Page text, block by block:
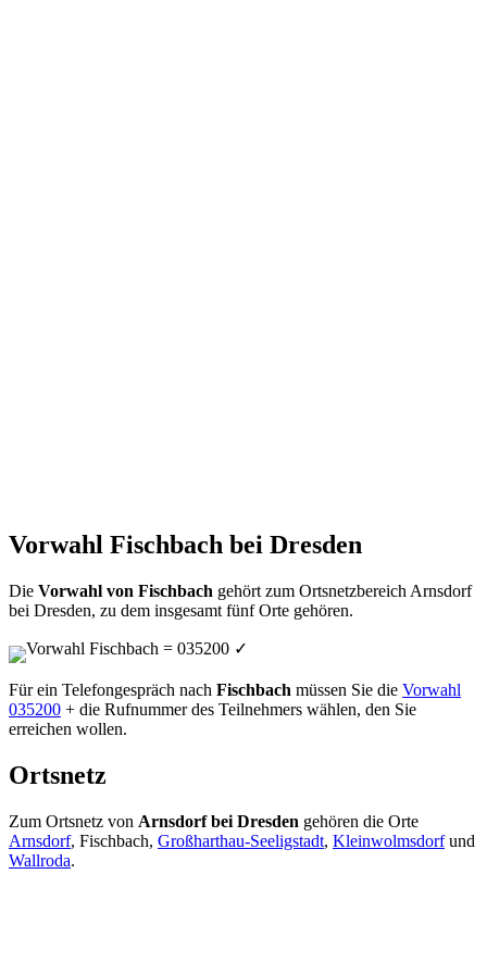
Vorwahl Fischbach bei Dresden
Die Vorwahl von Fischbach gehört zum Ortsnetzbereich Arnsdorf
bei Dresden, zu dem insgesamt fünf Orte gehören.
Vorwahl Fischbach = 035200 ✓
Für ein Telefongespräch nach Fischbach müssen Sie die Vorwahl
035200 + die Rufnummer des Teilnehmers wählen, den Sie
erreichen wollen.
Ortsnetz
Zum Ortsnetz von Arnsdorf bei Dresden gehören die Orte
Arnsdorf, Fischbach, Großharthau-Seeligstadt, Kleinwolmsdorfund
Wallroda.